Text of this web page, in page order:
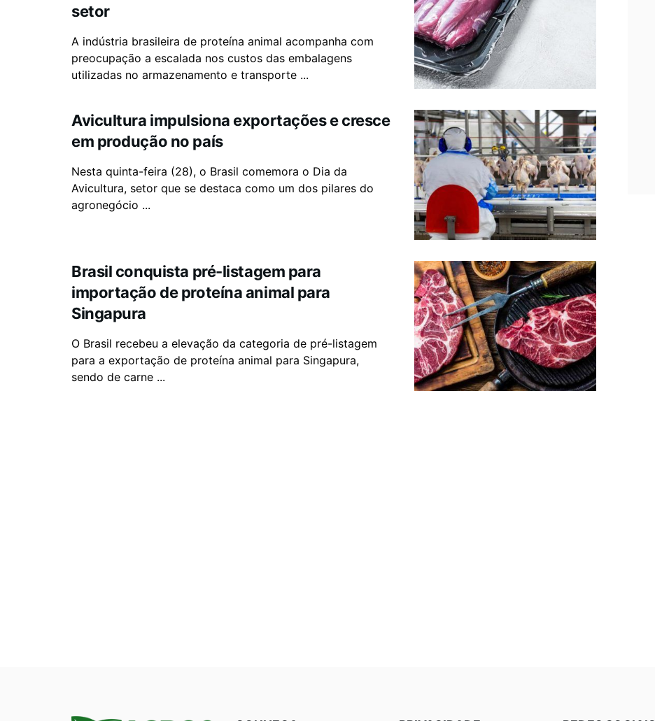
setor
A indústria brasileira de proteína animal acompanha com
preocupação a escalada nos custos das embalagens
utilizadas no armazenamento e transporte ...
Avicultura impulsiona exportações e cresce
em produção no país
Nesta quinta-feira (28), o Brasil comemora o Dia da
Avicultura, setor que se destaca como um dos pilares do
agronegócio ...
Brasil conquista pré-listagem para
importação de proteína animal para
Singapura
O Brasil recebeu a elevação da categoria de pré-listagem
para a exportação de proteína animal para Singapura,
sendo de carne ...